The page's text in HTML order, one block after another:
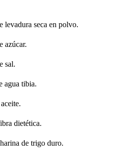
levadura seca en polvo.
azúcar.
sal.
agua tibia.
dietética.
de trigo duro.